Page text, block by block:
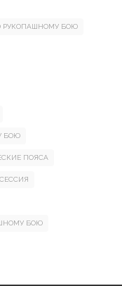
РУКОПАШНОМУ БОЮ
БОЮ
ПОЯСА
БОЮ